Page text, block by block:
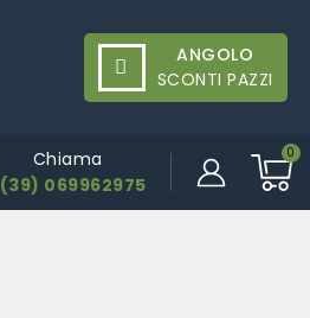
ANGOLO
SCONTI PAZZI
Chiama
069962975